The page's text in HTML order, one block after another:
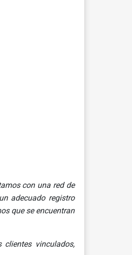
con una red de
adecuado registro
que se encuentran
vinculados,